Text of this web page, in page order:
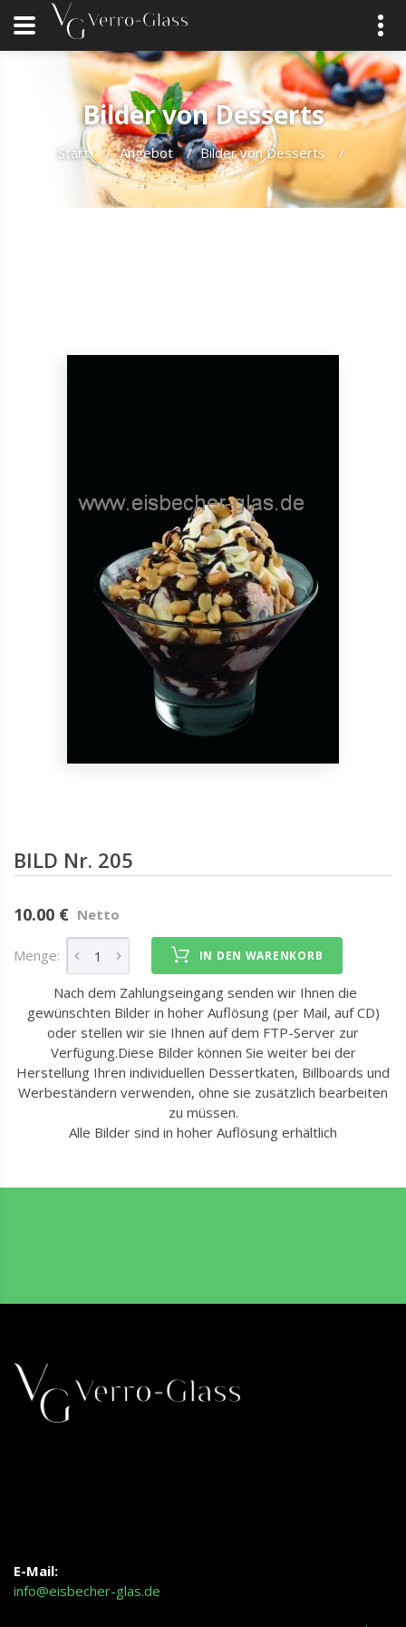
Bilder von Desserts
Start / Angebot / Bilder von Desserts /
BILD Nr. 205
10.00 € Netto
Menge: IN DEN WARENKORB
Nach dem Zahlungseingang senden wir Ihnen die
gewünschten Bilder in hoher Auflösung (per Mail, auf CD)
oder stellen wir sie Ihnen auf dem FTP-Server zur
Verfügung.Diese Bilder können Sie weiter bei der
Herstellung Ihren individuellen Dessertkaten, Billboards und
Werbeständern verwenden, ohne sie zusätzlich bearbeiten
zu müssen.
Alle Bilder sind in hoher Auflösung erhältlich
E-Mail:
info@eisbecher-glas.de